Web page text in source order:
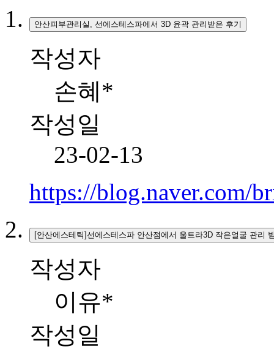
안산피부관리실, 선에스테스파에서 3D 윤곽 관리받은 후기
작성자
손혜*
작성일
23-02-13
https://blog.naver.com/
[안산에스테틱]선에스테스파 안산점에서 울트라3D 작은얼굴 관리
작성자
이유*
작성일